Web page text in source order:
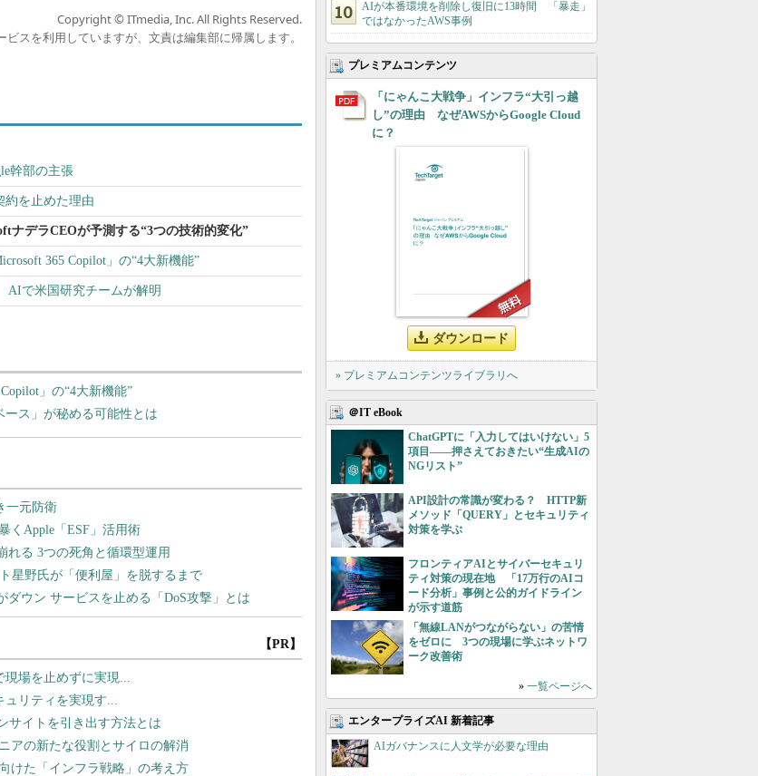
Copyright © ITmedia, Inc. All Rights Reserved.
スを利用していますが、文責は編集部に帰属します。
幹部の主張
約を止めた理由
ナデラCEOが予測する“3つの技術的変化”
365 Copilot」の“4大新機能”
で米国研究チームが解明
」の“4大新機能”
ス」が秘める可能性とは
【PR】
場を止めずに実現...
ュリティを実現す...
イトを引き出す方法とは
アの新たな役割とサイロの解消
けた「インフラ戦略」の考え方
AIが本番環境を削除し復旧に13時間 「暴走」
ではなかったAWS事例
プレミアムコンテンツ
「にゃんこ大戦争」インフラ“大引っ越
し”の理由 なぜAWSからGoogle Cloud
に？
ダウンロード
» プレミアムコンテンツライブラリへ
＠IT eBook
ChatGPTに「入力してはいけない」5
項目――押さえておきたい“生成AIの
NGリスト”
API設計の常識が変わる？ HTTP新
メソッド「QUERY」とセキュリティ
対策を学ぶ
フロンティアAIとサイバーセキュリ
ティ対策の現在地 「17万行のAIコ
ード分析」事例と公的ガイドライン
が示す道筋
「無線LANがつながらない」の苦情
をゼロに 3つの現場に学ぶネットワ
ーク改善術
» 一覧ページへ
エンタープライズAI 新着記事
AIガバナンスに人文学が必要な理由